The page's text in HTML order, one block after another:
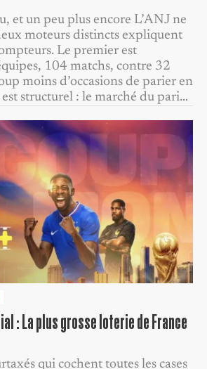
et un peu plus encore L’ANJ ne
moteurs distincts expliquent
Le premier est
104 matchs, contre 32
moins d’occasions de parier en
structurel : le marché du pari…
: La plus grosse loterie de France
qui cochent toutes les cases